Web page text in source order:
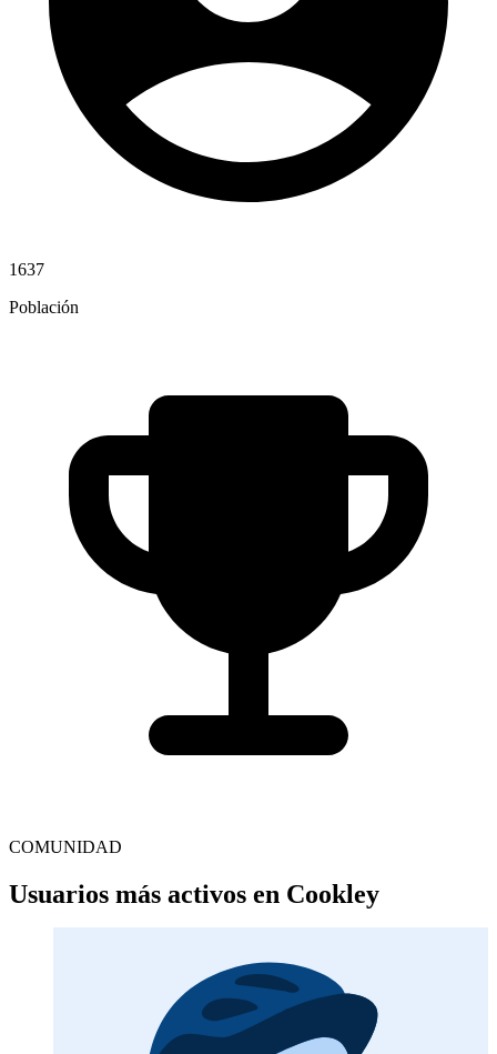
1637
Población
COMUNIDAD
Usuarios más activos en Cookley